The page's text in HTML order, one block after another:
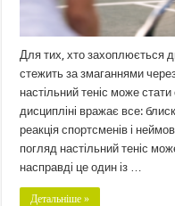
Для тих, хто захоплюється
стежить за змаганнями
настільний теніс може
дисципліні вражає все:
реакція спортсменів і
погляд настільний теніс
насправді це один із …
Детальніше »